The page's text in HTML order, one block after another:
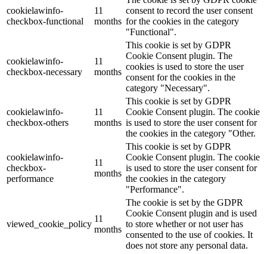
cookielawinfo-
checkbox-functional
11
months
consent to record the user consent
for the cookies in the category
"Functional".
cookielawinfo-
checkbox-necessary
11
months
This cookie is set by GDPR
Cookie Consent plugin. The
cookies is used to store the user
consent for the cookies in the
category "Necessary".
cookielawinfo-
checkbox-others
11
months
This cookie is set by GDPR
Cookie Consent plugin. The cookie
is used to store the user consent for
the cookies in the category "Other.
cookielawinfo-
checkbox-
performance
11
months
This cookie is set by GDPR
Cookie Consent plugin. The cookie
is used to store the user consent for
the cookies in the category
"Performance".
viewed_cookie_policy
11
months
The cookie is set by the GDPR
Cookie Consent plugin and is used
to store whether or not user has
consented to the use of cookies. It
does not store any personal data.